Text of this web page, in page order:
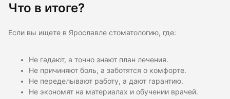
Что в итоге?
Если вы ищете в Ярославле стоматологию, где:
Не гадают, а точно знают план лечения.
Не причиняют боль, а заботятся о комфорте.
Не переделывают работу, а дают гарантию.
Не экономят на материалах и обучении врачей.